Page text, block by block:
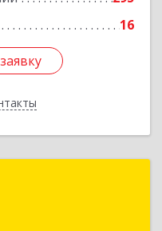
16
Губкинский р-н,